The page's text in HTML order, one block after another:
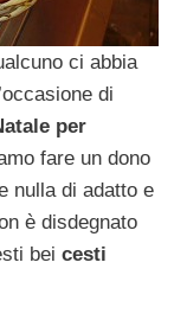
ci abbia
di
per
fare un dono
nulla di adatto e
è disdegnato
bei cesti